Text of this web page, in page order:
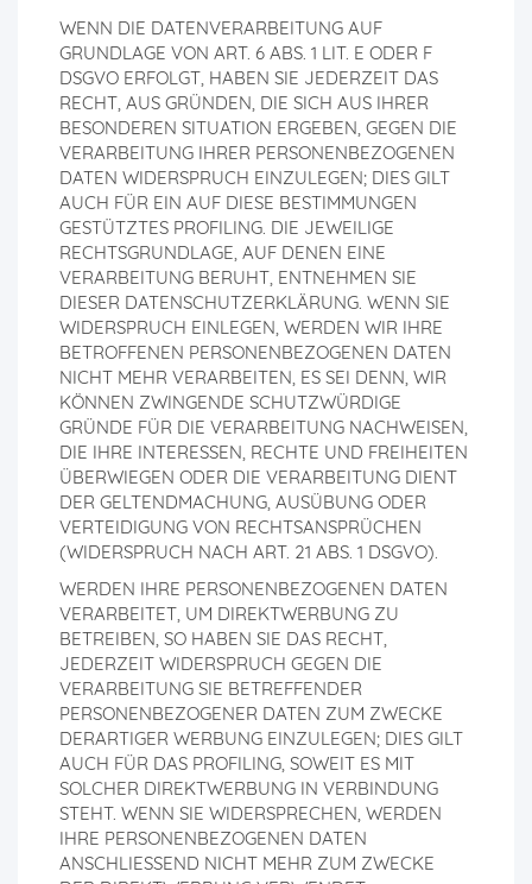
WENN DIE DATENVERARBEITUNG AUF
GRUNDLAGE VON ART. 6 ABS. 1 LIT. E ODER F
DSGVO ERFOLGT, HABEN SIE JEDERZEIT DAS
RECHT, AUS GRÜNDEN, DIE SICH AUS IHRER
BESONDEREN SITUATION ERGEBEN, GEGEN DIE
VERARBEITUNG IHRER PERSONENBEZOGENEN
DATEN WIDERSPRUCH EINZULEGEN; DIES GILT
AUCH FÜR EIN AUF DIESE BESTIMMUNGEN
GESTÜTZTES PROFILING. DIE JEWEILIGE
RECHTSGRUNDLAGE, AUF DENEN EINE
VERARBEITUNG BERUHT, ENTNEHMEN SIE
DIESER DATENSCHUTZERKLÄRUNG. WENN SIE
WIDERSPRUCH EINLEGEN, WERDEN WIR IHRE
BETROFFENEN PERSONENBEZOGENEN DATEN
NICHT MEHR VERARBEITEN, ES SEI DENN, WIR
KÖNNEN ZWINGENDE SCHUTZWÜRDIGE
GRÜNDE FÜR DIE VERARBEITUNG NACHWEISEN,
DIE IHRE INTERESSEN, RECHTE UND FREIHEITEN
ÜBERWIEGEN ODER DIE VERARBEITUNG DIENT
DER GELTENDMACHUNG, AUSÜBUNG ODER
VERTEIDIGUNG VON RECHTSANSPRÜCHEN
(WIDERSPRUCH NACH ART. 21 ABS. 1 DSGVO).
WERDEN IHRE PERSONENBEZOGENEN DATEN
VERARBEITET, UM DIREKTWERBUNG ZU
BETREIBEN, SO HABEN SIE DAS RECHT,
JEDERZEIT WIDERSPRUCH GEGEN DIE
VERARBEITUNG SIE BETREFFENDER
PERSONENBEZOGENER DATEN ZUM ZWECKE
DERARTIGER WERBUNG EINZULEGEN; DIES GILT
AUCH FÜR DAS PROFILING, SOWEIT ES MIT
SOLCHER DIREKTWERBUNG IN VERBINDUNG
STEHT. WENN SIE WIDERSPRECHEN, WERDEN
IHRE PERSONENBEZOGENEN DATEN
ANSCHLIESSEND NICHT MEHR ZUM ZWECKE